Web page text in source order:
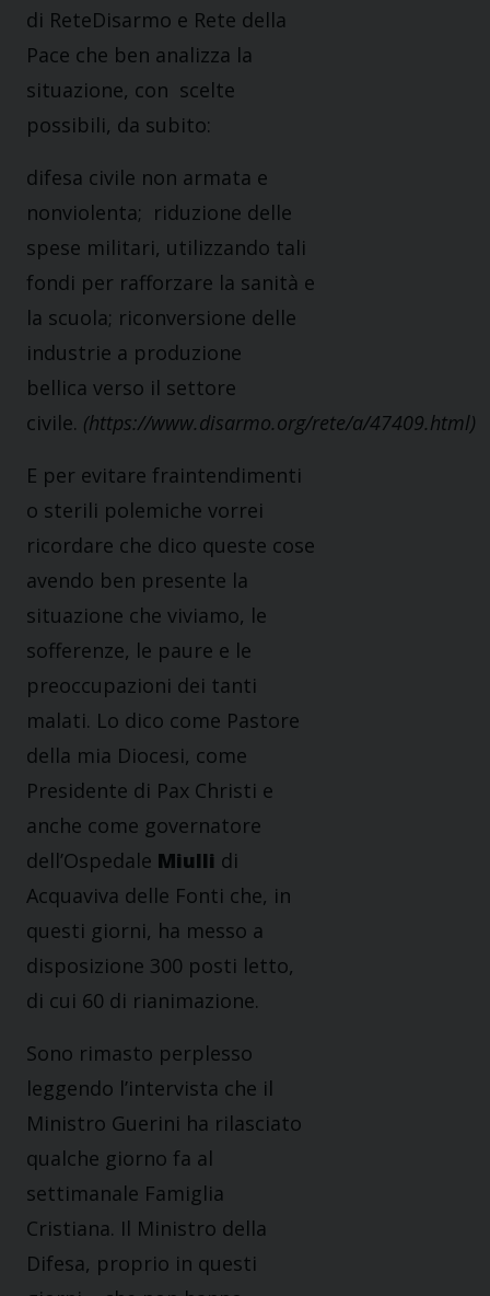
di ReteDisarmo e Rete della
Pace che ben analizza la
situazione, con scelte
possibili, da subito:
difesa civile non armata e
nonviolenta; riduzione delle
spese militari, utilizzando tali
fondi per rafforzare la sanità e
la scuola; riconversione delle
industrie a produzione
bellica verso il settore
civile. (https://www.disarmo.org/rete/a/47409.html)
E per evitare fraintendimenti
o sterili polemiche vorrei
ricordare che dico queste cose
avendo ben presente la
situazione che viviamo, le
sofferenze, le paure e le
preoccupazioni dei tanti
malati. Lo dico come Pastore
della mia Diocesi, come
Presidente di Pax Christi e
anche come governatore
dell’Ospedale Miulli di
Acquaviva delle Fonti che, in
questi giorni, ha messo a
disposizione 300 posti letto,
di cui 60 di rianimazione.
Sono rimasto perplesso
leggendo l’intervista che il
Ministro Guerini ha rilasciato
qualche giorno fa al
settimanale Famiglia
Cristiana. Il Ministro della
Difesa, proprio in questi